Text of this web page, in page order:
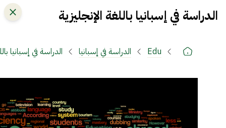
الدراسة في إسبانيا باللغة الإنجليزية
Edu الدراسة في إسبانيا الدراسة في إسبانيا